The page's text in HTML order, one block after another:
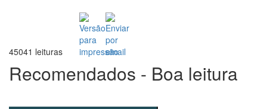
45041 leituras
Recomendados - Boa leitura